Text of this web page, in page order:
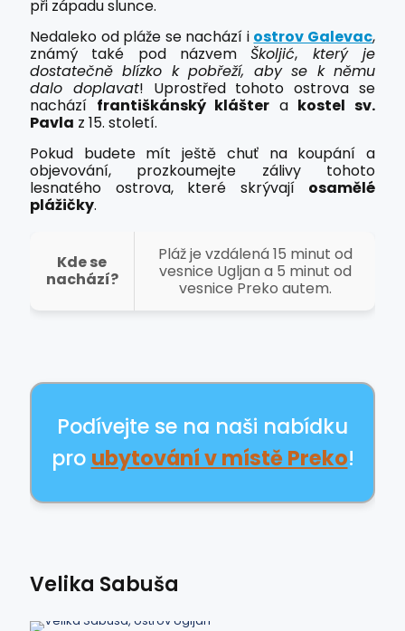
při západu slunce.
Nedaleko od pláže se nachází i ostrov Galevac,
známý také pod názvemŠkoljić, který je
dostatečně blízko k pobřeží, aby se k němu
dalo doplavat! Uprostřed tohoto ostrova se
nachází františkánský klášter a kostel sv.
Pavla z 15. století.
Pokud budete mít ještě chuť na koupání a
objevování, prozkoumejte zálivy tohoto
lesnatého ostrova, které skrývají osamělé
plážičky.
Kde se
nachází?
Pláž je vzdálená 15 minut od
vesnice Ugljan a 5 minut od
vesnice Preko autem.
Podívejte se na naši nabídku
pro ubytování v místě Preko!
Velika Sabuša